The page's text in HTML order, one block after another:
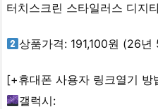
터치스크린 스타일러스 디지
상품가격: 191,100원 (26년
[+휴대폰 사용자 링크열기 방
갤럭시: